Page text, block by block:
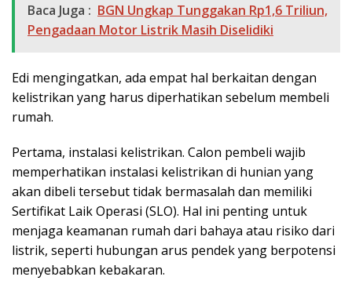
Baca Juga : BGN Ungkap Tunggakan Rp1,6 Triliun,
Pengadaan Motor Listrik Masih Diselidiki
Edi mengingatkan, ada empat hal berkaitan dengan
kelistrikan yang harus diperhatikan sebelum membeli
rumah.
Pertama, instalasi kelistrikan. Calon pembeli wajib
memperhatikan instalasi kelistrikan di hunian yang
akan dibeli tersebut tidak bermasalah dan memiliki
Sertifikat Laik Operasi (SLO). Hal ini penting untuk
menjaga keamanan rumah dari bahaya atau risiko dari
listrik, seperti hubungan arus pendek yang berpotensi
menyebabkan kebakaran.